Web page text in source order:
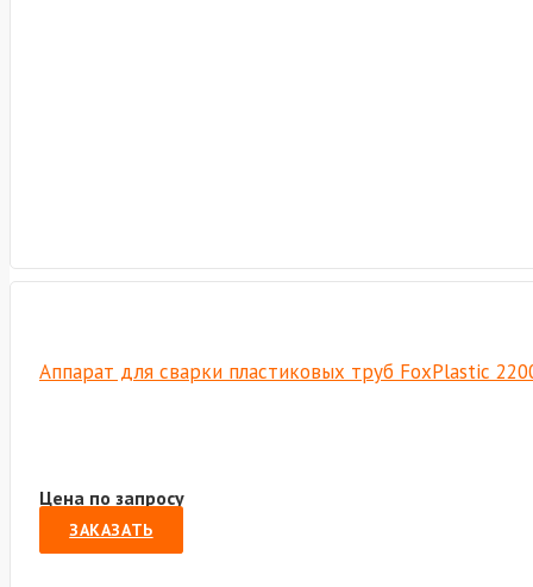
Аппарат для сварки пластиковых труб FoxPlastic
Цена по запросу
ЗАКАЗАТЬ